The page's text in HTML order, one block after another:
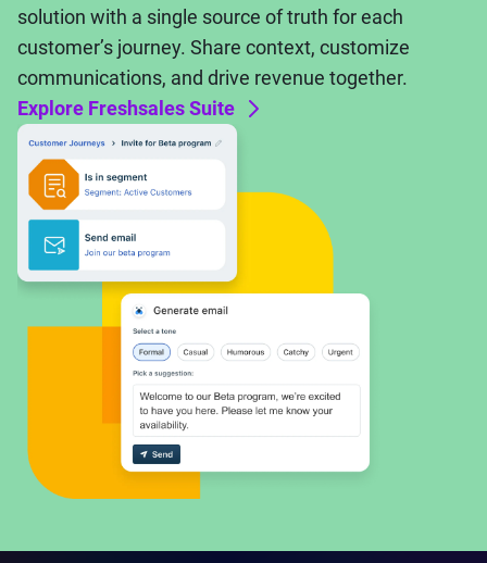
solution with a single source of truth for each
customer’s journey. Share context, customize
communications, and drive revenue together.
Explore Freshsales Suite